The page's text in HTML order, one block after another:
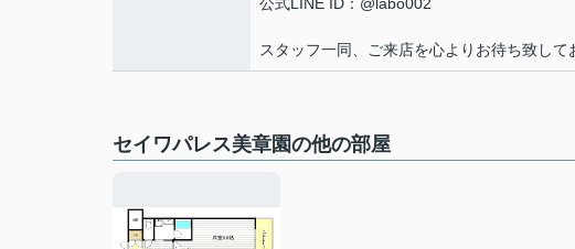
公式LINE ID：@labo002
スタッフ一同、ご来店を心よりお待ち致して
セイワパレス美章園の他の部屋